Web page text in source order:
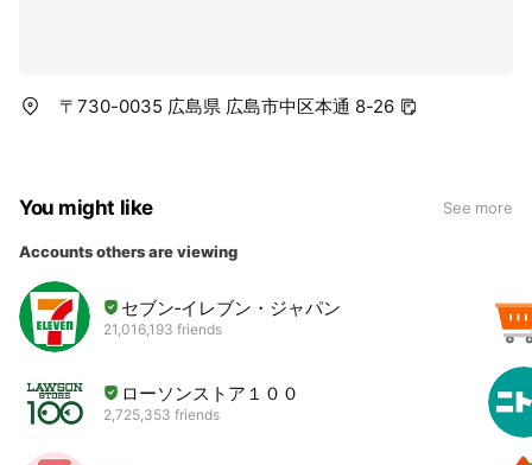
〒730-0035 広島県 広島市中区本通 8-26
You might like See more
Accounts others are viewing
セブン‐イレブン・ジャパン
21,016,193 friends
ローソンストア１００
2,725,353 friends